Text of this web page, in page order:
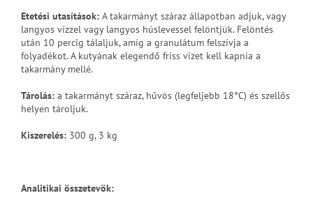
Etetési utasítások: A takarmányt száraz állapotban adjuk, vagy
langyos vízzel vagy langyos húslevessel felöntjük. Felöntés
után 10 percig tálaljuk, amíg a granulátum felszívja a
folyadékot. A kutyának elegendő friss vizet kell kapnia a
takarmány mellé.
Tárolás: a takarmányt száraz, hűvös (legfeljebb 18°C) és szellős
helyen tároljuk.
Kiszerelés: 300 g, 3 kg
Analitikai összetevök: